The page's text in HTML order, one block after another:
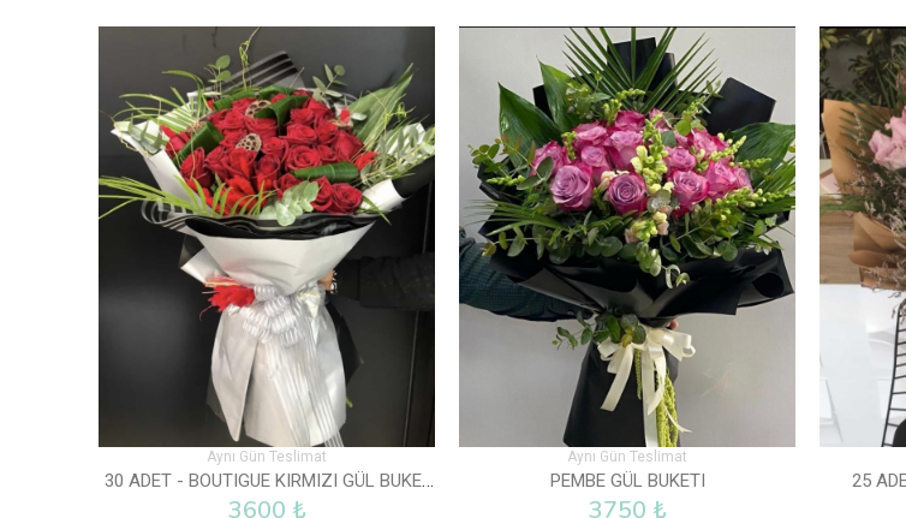
Aynı Gün Teslimat
30 ADET - BOUTIGUE KIRMIZI GÜL BUKETI
3600 ₺
Aynı Gün Teslimat
PEMBE GÜL BUKETI
3750 ₺
25